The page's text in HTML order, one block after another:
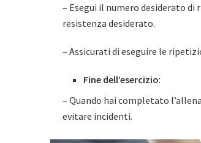
– Esegui il numero desiderato
resistenza desiderato.
– Assicurati di eseguire le
Fine dell’esercizio:
– Quando hai completato
evitare incidenti.